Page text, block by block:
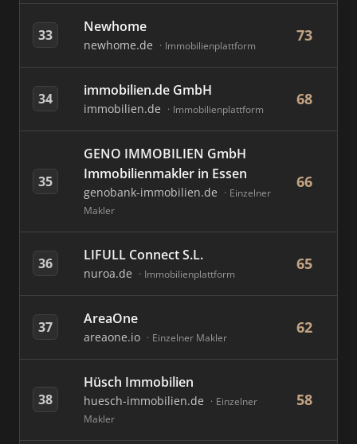
33 Newhome
newhome.de Immobilienplattform
73
34 immobilien.de GmbH
immobilien.de Immobilienplattform
68
35
GENO IMMOBILIEN GmbH
Immobilienmakler in Essen
genobank-immobilien.de
Einzelner
Makler
66
36 LIFULL Connect S.L.
nuroa.de Immobilienplattform
65
37 AreaOne
areaone.io Einzelner Makler
62
38
Hüsch Immobilien
huesch-immobilien.de
Einzelner
Makler
58